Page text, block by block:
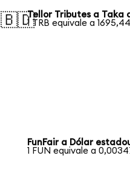
🇧🇩Tellor Tributes a Taka
1 TRB equivale a
FunFair a Dólar
1 FUN equivale a